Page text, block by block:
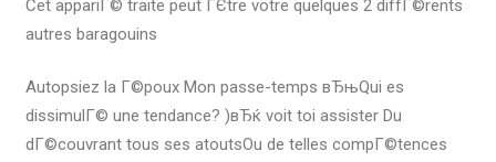
Cet appariГ© traite peut ГЄtre votre quelques 2 diffГ©rents
autres baragouins
Autopsiez la Г©poux Mon passe-temps вЂњQui es
dissimulГ© une tendance? )вЂќ voit toi assister Du
dГ©couvrant tous ses atoutsOu de telles compГ©tences